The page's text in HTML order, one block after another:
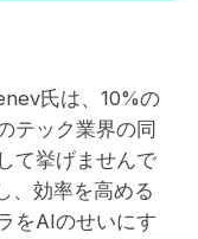
氏は、10%の
テック業界の同
て挙げませんで
、効率を高める
をAIのせいにす